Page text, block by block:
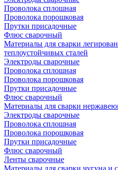
Проволока сплошная
Проволока порошковая
Прутки присадочные
Флюс сварочный
Материалы для сварки
теплоустойчивых сталей
Электроды сварочные
Проволока сплошная
Проволока порошковая
Прутки присадочные
Флюс сварочный
Материалы для сварки
Электроды сварочные
Проволока сплошная
Проволока порошковая
Прутки присадочные
Флюс сварочный
Ленты сварочные
Материалы для сварки чугуна и